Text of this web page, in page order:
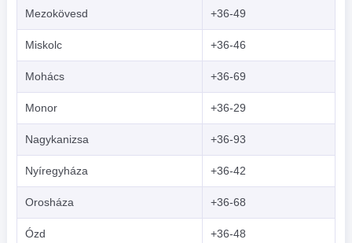
Mezokövesd +36-49
Miskolc +36-46
Mohács +36-69
Monor +36-29
Nagykanizsa +36-93
Nyíregyháza +36-42
Orosháza +36-68
Ózd +36-48